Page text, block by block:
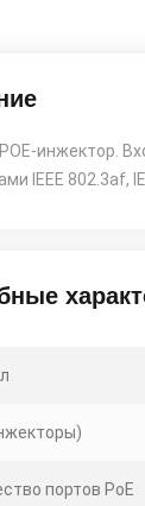
инжектор.
IEEE 802.3af,
портов PoE